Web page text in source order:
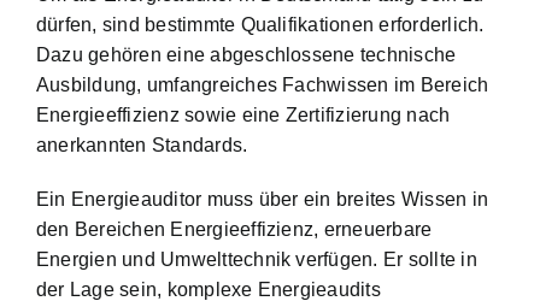
dürfen, sind bestimmte Qualifikationen erforderlich.
Dazu gehören eine abgeschlossene technische
Ausbildung, umfangreiches Fachwissen im Bereich
Energieeffizienz sowie eine Zertifizierung nach
anerkannten Standards.
Ein Energieauditor muss über ein breites Wissen in
den Bereichen Energieeffizienz, erneuerbare
Energien und Umwelttechnik verfügen. Er sollte in
der Lage sein, komplexe Energieaudits